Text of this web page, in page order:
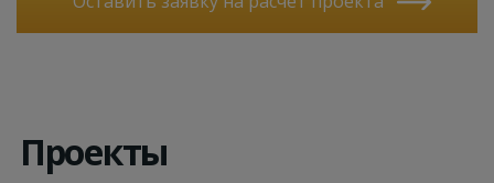
Проекты